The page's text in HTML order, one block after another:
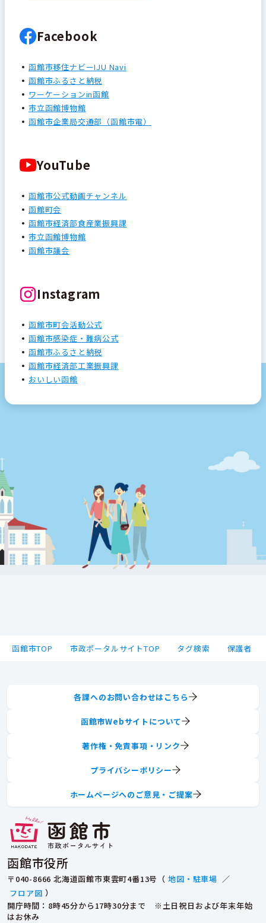
Facebook
函館市移住ナビーIJU Navi
函館市ふるさと納税
ワーケーションin函館
市立函館博物館
函館市企業局交通部（函館市電）
YouTube
函館市公式動画チャンネル
函館町会
函館市経済部食産業振興課
市立函館博物館
函館市議会
Instagram
函館市町会活動公式
函館市感染症・難病公式
函館市ふるさと納税
函館市経済部工業振興課
おいしい函館
函館市TOP 市政ポータルサイトTOP タグ検索 保護者
函館市役所
〒040-8666 北海道函館市東雲町4番13号（ 地図・駐車場 ／
フロア図 ）
開庁時間：8時45分から17時30分まで ※土日祝日および年末年始
はお休み
各課へのお問い合わせはこちら
函館市Webサイトについて
著作権・免責事項・リンク
プライバシーポリシー
ホームページへのご意見・ご提案